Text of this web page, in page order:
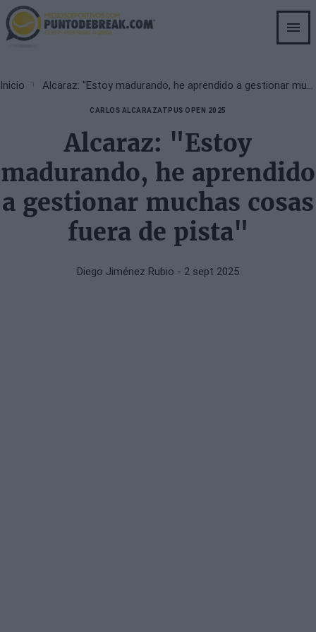
Skip
to
main
Breadcrumb
Inicio
CARLOS ALCARAZATP US OPEN 2025
Alcaraz: "Estoy
madurando, he aprendido
a gestionar muchas cosas
fuera de pista"
Diego Jiménez Rubio - 2 sept 2025